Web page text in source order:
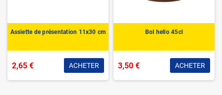
Assiette de présentation 11x30 cm
2,65 € ACHETER
Bol hello 45cl
3,50 € ACHETER